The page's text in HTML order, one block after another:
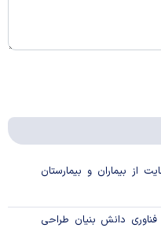
از بیماران و بیمارستان
دانش بنیان طراحی